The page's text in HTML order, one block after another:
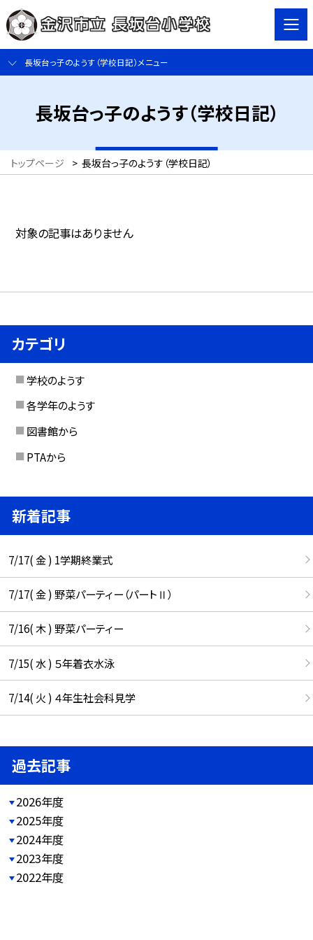
長坂台っ子のようす（学校日記）メニュー
長坂台っ子のようす（学校日記）
トップページ > 長坂台っ子のようす（学校日記）
対象の記事はありません
カテゴリ
学校のようす
各学年のようす
図書館から
PTAから
新着記事
7/17( 金 ) 1学期終業式
7/17( 金 ) 野菜パーティー（パートⅡ）
7/16( 木 ) 野菜パーティー
7/15( 水 ) ５年着衣水泳
7/14( 火 ) ４年生社会科見学
過去記事
2026年度
2025年度
2024年度
2023年度
2022年度